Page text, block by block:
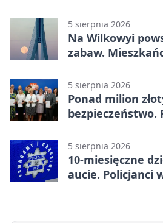
5 sierpnia 2026
Na Wilkowyi
zabaw.
5 sierpnia 2026
Ponad milion
bezpieczeństwo.
5 sierpnia 2026
10-miesięczne
aucie. Policjanci